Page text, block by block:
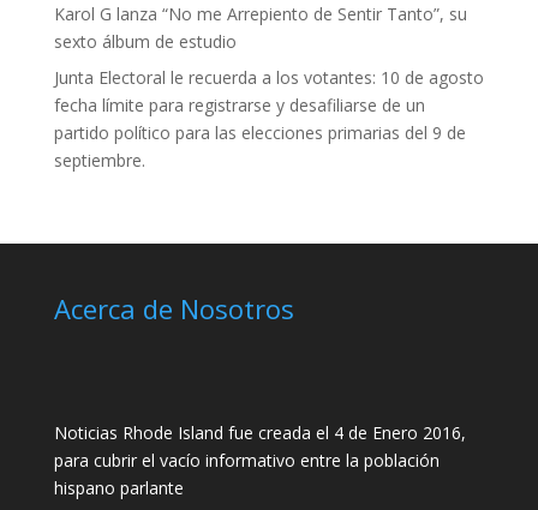
Karol G lanza “No me Arrepiento de Sentir Tanto”, su
sexto álbum de estudio
Junta Electoral le recuerda a los votantes: 10 de agosto
fecha límite para registrarse y desafiliarse de un
partido político para las elecciones primarias del 9 de
septiembre.
Acerca de Nosotros
Noticias Rhode Island fue creada el 4 de Enero 2016,
para cubrir el vacío informativo entre la población
hispano parlante